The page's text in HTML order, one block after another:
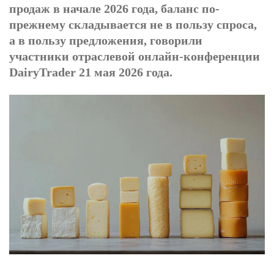
продаж в начале 2026 года, баланс по-
прежнему складывается не в пользу спроса,
а в пользу предложения, говорили
участники отраслевой онлайн-конференции
DairyTrader 21 мая 2026 года.